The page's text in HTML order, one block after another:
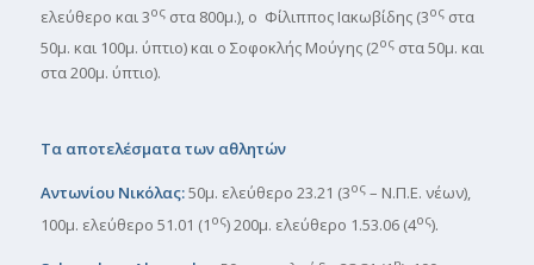
ελεύθερο και 3οςστα 800μ.), ο Φίλιππος Ιακωβίδης (3οςστα
50μ. και 100μ. ύπτιο) και ο Σοφοκλής Μούγης (2οςστα 50μ. και
στα 200μ. ύπτιο).
Τα αποτελέσματα των αθλητών
Αντωνίου Νικόλας:50μ. ελεύθερο 23.21 (3ος– Ν.Π.Ε. νέων),
100μ. ελεύθερο 51.01 (1 ος) 200μ. ελεύθερο 1.53.06 (4ος).